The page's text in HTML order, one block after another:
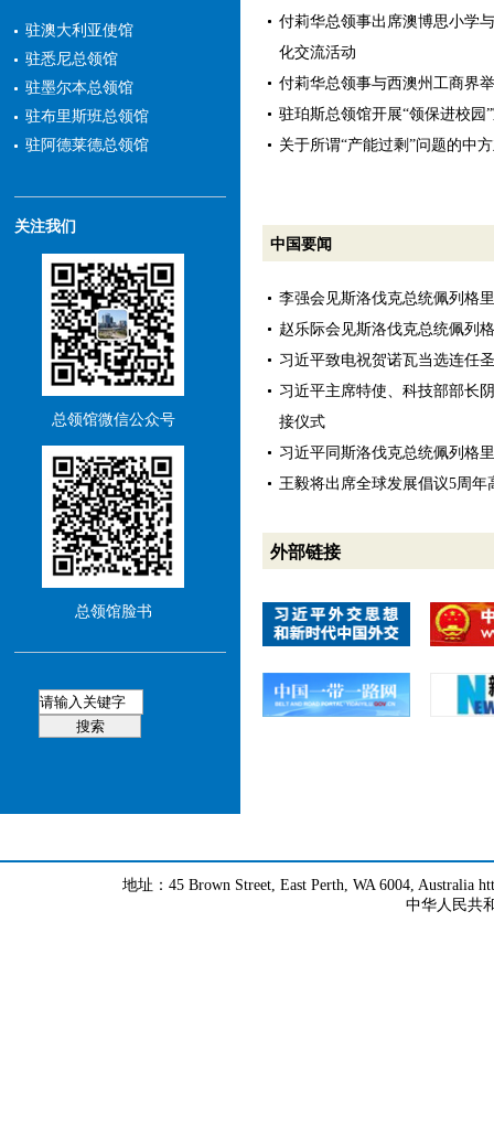
驻澳大利亚使馆
驻悉尼总领馆
驻墨尔本总领馆
驻布里斯班总领馆
驻阿德莱德总领馆
关注我们
总领馆微信公众号
总领馆脸书
付莉华总领事出席澳博思小学
化交流活动
付莉华总领事与西澳州工商界
驻珀斯总领馆开展“领保进校园
关于所谓“产能过剩”问题的中
中国要闻
李强会见斯洛伐克总统佩列格
赵乐际会见斯洛伐克总统佩列
习近平致电祝贺诺瓦当选连任
习近平主席特使、科技部部长
接仪式
习近平同斯洛伐克总统佩列格
王毅将出席全球发展倡议5周年
外部链接
地址：45 Brown Street, East Perth, WA 6004, Australia
中华人民共